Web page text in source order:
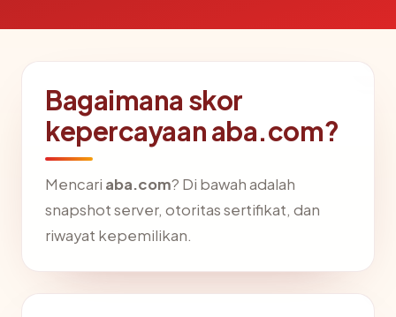
Bagaimana skor
kepercayaan aba.com?
Mencari aba.com? Di bawah adalah
snapshot server, otoritas sertifikat, dan
riwayat kepemilikan.